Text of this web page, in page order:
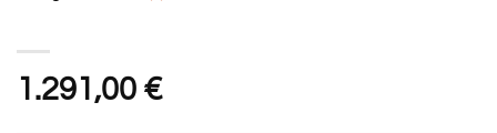
1.291,00 €